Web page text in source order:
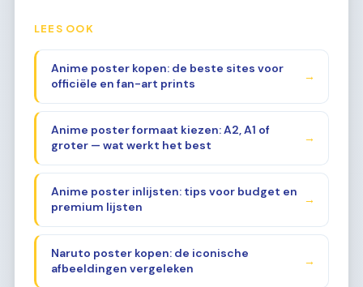
LEES OOK
Anime poster kopen: de beste sites voor
officiële en fan-art prints
→
Anime poster formaat kiezen: A2, A1 of
groter — wat werkt het best
→
Anime poster inlijsten: tips voor budget en
premium lijsten
→
Naruto poster kopen: de iconische
afbeeldingen vergeleken
→